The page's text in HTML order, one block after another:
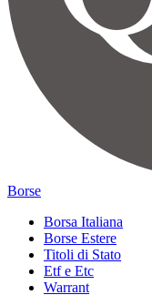
Borse
Borsa Italiana
Borse Estere
Titoli di Stato
Etf e Etc
Warrant